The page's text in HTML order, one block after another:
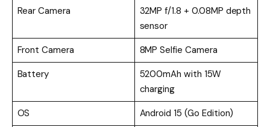
Rear Camera
32MP f/1.8 + 0.08MP depth
sensor
Front Camera
8MP Selfie Camera
Battery
5200mAh with 15W
charging
OS
Android 15 (Go Edition)